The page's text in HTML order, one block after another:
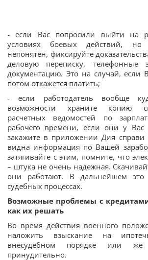
- если Вас попросили выйти на
условиях боевых действий, но
непонятен, фиксируйте
деловую переписку, телефонные
документацию. Это на случай, если
потом откажется платить;
- если работодатель вообще
возможности храните копию
расчетных ведомостей по
рабочего времени, если они у Вас
закажите в приложении Дия
видна информация по Вашей
затягивайте с этим, помните, что
– штука не очень надежная.
они работают. В дальнейшем
судебных процессах.
Возможные проблемы с
как их решать
Во время действия военного
наложить взыскание на
внесудебном порядке или
принудительно.